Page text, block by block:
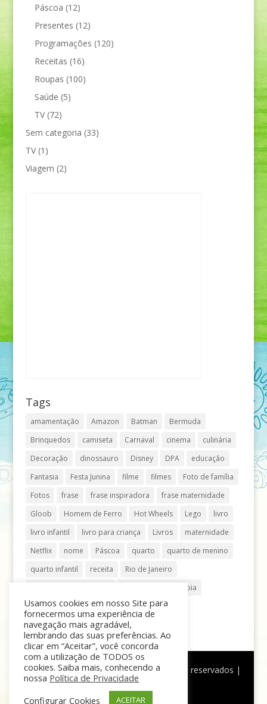
Páscoa (12)
Presentes (12)
Programações (120)
Receitas (16)
Roupas (100)
Saúde (5)
TV(72)
Sem categoria (33)
TV(1)
Viagem (2)
Tags
amamentação Amazon Batman
Bermuda
Brinquedos
camiseta Carnaval cinema
culinária
Decoração
dinossauro Disney DPA
educação
Fantasia
Festa Junina filme filmes
Foto de família
Fotos
frase frase inspiradora
frase maternidade
Gloob
Homem de Ferro Hot Wheels Lego
livro
livro infantil
livro para criança Livros
maternidade
Netflix
nome Páscoa quarto
quarto de menino
quarto infantil
receita
Rio de Janeiro
Shopping Vila Olímpia
São Paulo
teatro tênis
®Mãe de Menino | © Todos os direitos reservados |
Política de Privacidade
Usamos cookies em nosso Site para
fornecermos uma experiência de
navegação mais agradável,
lembrando das suas preferências. Ao
clicar em “Aceitar”, você concorda
com a utilização de TODOS os
cookies. Saiba mais, conhecendo a
nossa Política de Privacidade
Configurar Cookies
ACEITAR